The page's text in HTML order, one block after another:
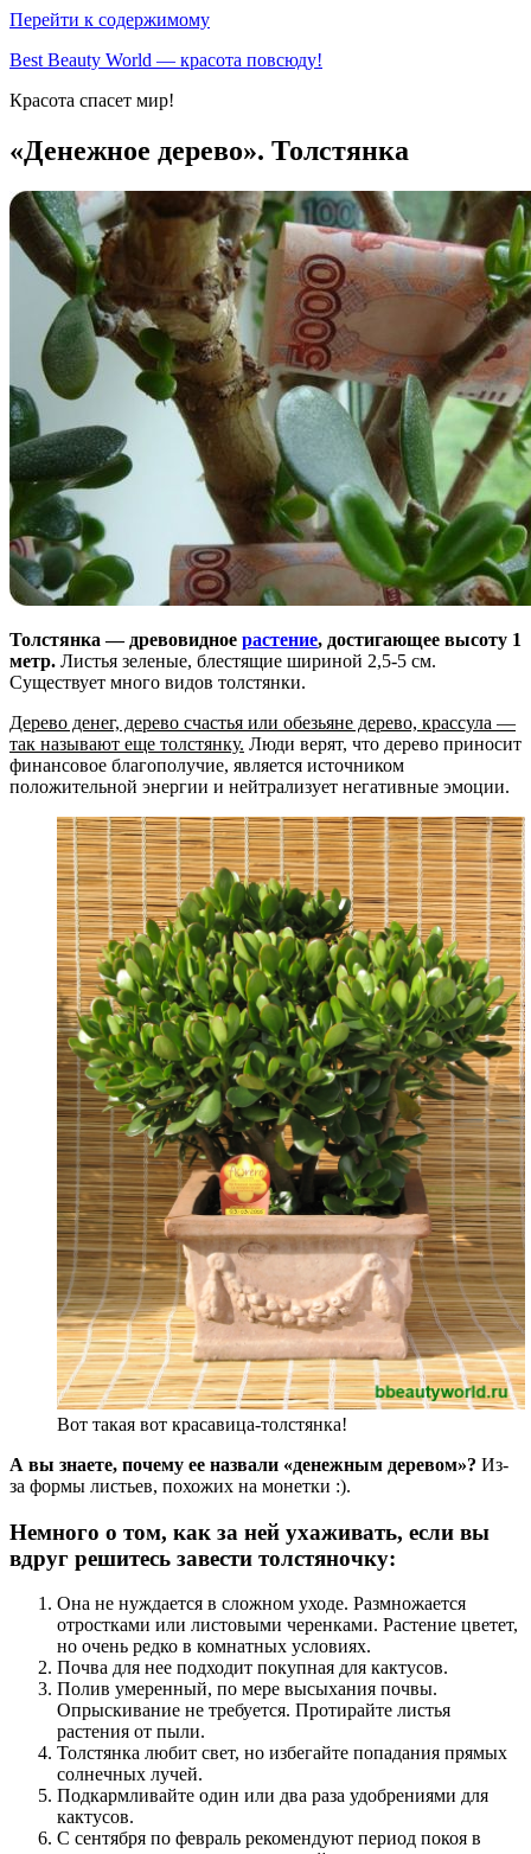
Перейти к содержимому
Best Beauty World — красота повсюду!
Красота спасет мир!
«Денежное дерево». Толстянка
Толстянка — древовидное растение, достигающее высоту 1
метр. Листья зеленые, блестящие шириной 2,5-5 см.
Существует много видов толстянки.
Дерево денег, дерево счастья или обезьяне дерево, крассула —
так называют еще толстянку. Люди верят, что дерево приносит
финансовое благополучие, является источником
положительной энергии и нейтрализует негативные эмоции.
Вот такая вот красавица-толстянка!
А вы знаете, почему ее назвали «денежным деревом»? Из-
за формы листьев, похожих на монетки :).
Немного о том, как за ней ухаживать, если вы
вдруг решитесь завести толстяночку:
Она не нуждается в сложном уходе. Размножается
отростками или листовыми черенками. Растение цветет,
но очень редко в комнатных условиях.
Почва для нее подходит покупная для кактусов.
Полив умеренный, по мере высыхания почвы.
Опрыскивание не требуется. Протирайте листья
растения от пыли.
Толстянка любит свет, но избегайте попадания прямых
солнечных лучей.
Подкармливайте один или два раза удобрениями для
кактусов.
С сентября по февраль рекомендуют период покоя в